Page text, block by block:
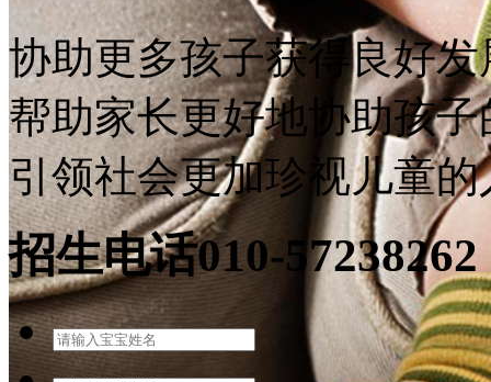
协助更多孩子获得良好发
帮助家长更好地协助孩子
引领社会更加珍视儿童
招生电话010-57238262